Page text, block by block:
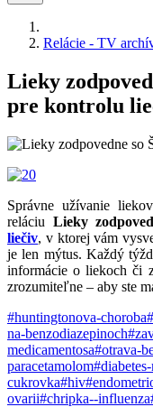
Relácie - TV
Lieky
pre kontrolu
Správne užívanie
reláciu Lieky
liečiv, v ktorej vám
je len mýtus. Každý
informácie o liekoch či
zrozumiteľne – aby ste
#huntingtonova-choroba
na-benzodiazepinoch
medicamentosa#otrava-
paracetamolom
cukrovka#hiv
ovarii#chripka--influenza